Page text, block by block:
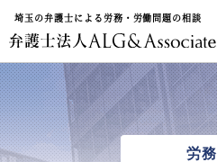
埼玉の弁護士による労務・労働問題の相談
労務